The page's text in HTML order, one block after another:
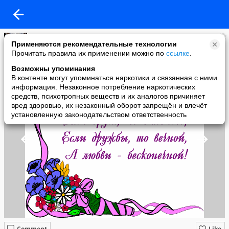
Применяются рекомендательные технологии
Прочитать правила их применении можно по ссылке
Возможны упоминания
В контенте могут упоминаться наркотики и связанная с ними
информация. Незаконное потребление наркотических
средств, психотропных веществ и их аналогов причиняет
вред здоровью, их незаконный оборот запрещён и влечёт
установленную законодательством ответственность
Неизвестно
added a photo
04 Jan в 12:15